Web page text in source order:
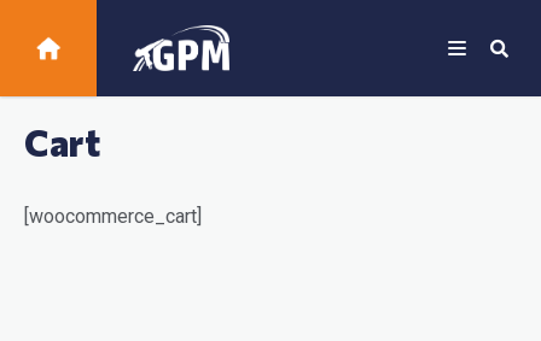
Cart
[woocommerce_cart]